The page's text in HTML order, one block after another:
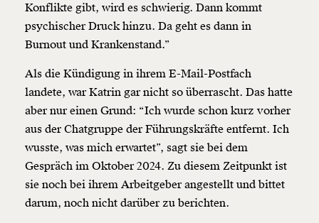
Konflikte gibt, wird es schwierig. Dann kommt
psychischer Druck hinzu. Da geht es dann in
Burnout und Krankenstand.”
Als die Kündigung in ihrem E-Mail-Postfach
landete, war Katrin gar nicht so überrascht. Das hatte
aber nur einen Grund: “Ich wurde schon kurz vorher
aus der Chatgruppe der Führungskräfte entfernt. Ich
wusste, was mich erwartet”, sagt sie bei dem
Gespräch im Oktober 2024. Zu diesem Zeitpunkt ist
sie noch bei ihrem Arbeitgeber angestellt und bittet
darum, noch nicht darüber zu berichten.